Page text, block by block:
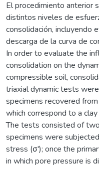
El procedimiento anterior
distintos niveles de
consolidación, incluyendo
descarga de la curva de
In order to evaluate the
consolidation on the
compressible soil,
triaxial dynamic tests
specimens recovered
which correspond to a clay
The tests consisted of
specimens were
stress (σ'); once the
in which pore pressure is